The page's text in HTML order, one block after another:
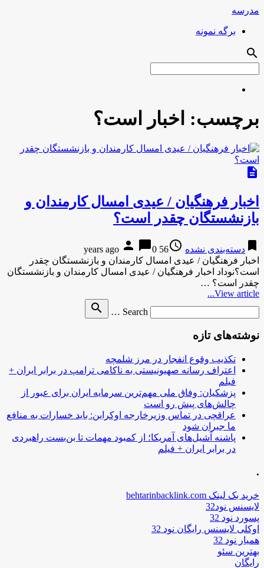
مدرسه
برگه نمونه
search
برچسب: اخبار است؟
description
اخبار فرهنگیان / عیدی امسال کارمندان و
بازنشستگان چقدر است؟
bookmark دسته‌بندی نشده access_time
56 years ago
person chat_bubble0
اخبار فرهنگیان / عیدی امسال کارمندان و بازنشستگان چقدر
است؟نوداد اخبار فرهنگیان / عیدی امسال کارمندان و بازنشستگان
چقدر است؟ …
View article...
Search …
search
نوشته‌های تازه
تکذیب وقوع انفجار در مرز شلمچه
اعتراف رسانه صهیونیستی به ناکامی ترامپ در برابر ایران +
فیلم
پزشکیان: وفاق ملی مهم‌ترین سرمایه ایران برای عبور از
چالش‌های پیش رو است
عراقچی در تماس وزیرخارجه اوکراین: باید خسارات به منافع
ما جبران شود
پاشنه آشیل‌های آمریکا؛ از کمبود مهمات تا بن‌بست راهبردی
در برابر ایران + فیلم
.
خرید بک لینک behtarinbacklink.com
لایسنس نود32
پسورد نود 32
اوکلی لایسنس رایگان نود 32
همیار نود 32
بهترین سئو
رایگان